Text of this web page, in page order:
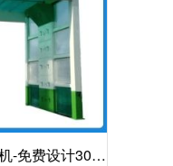
-免费设计30S